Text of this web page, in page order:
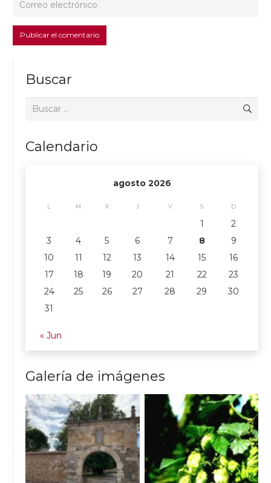
Publicar el comentario
Buscar
Buscar:
Calendario
agosto 2026
L M X J V S D
1
2
3
4 5 6 7 8
9
10
11 12 13 14 15
16
17
18 19 20 21 22
23
24
25 26 27 28 29
30
31
« Jun
Galería de imágenes